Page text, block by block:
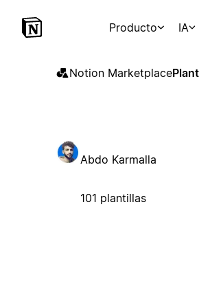
Producto IA
Notion Marketplace
Abdo Karmalla
101 plantillas